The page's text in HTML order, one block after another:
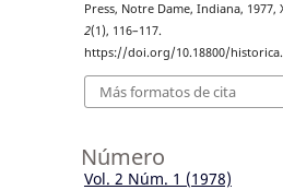
Press, Notre Dame, Indiana, 1977,
2(1), 116–117.
https://doi.org/10.18800/
Más formatos de cita
Número
Vol. 2 Núm. 1 (1978)